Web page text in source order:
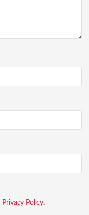
Privacy Policy.